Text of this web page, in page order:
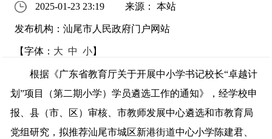
2025-01-23 23:19 来源： 本站
发布机构：汕尾市人民政府门户网站
【字体： 大 中 小】
根据《广东省教育厅关于开展中小学书记校长“卓越计
划”项目（第二期小学）学员遴选工作的通知》，经学校申
报、县（市、区）审核、市教师发展中心遴选和市教育局
党组研究，拟推荐汕尾市城区新港街道中心小学陈建君、